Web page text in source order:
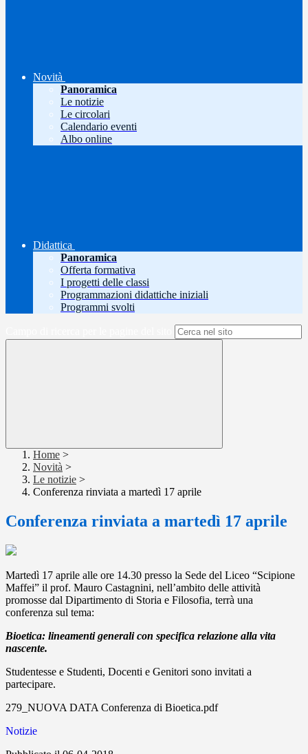
Novità
Panoramica
Le notizie
Le circolari
Calendario eventi
Albo online
Didattica
Panoramica
Offerta formativa
I progetti delle classi
Programmazioni didattiche iniziali
Programmi svolti
Home >
Novità >
Le notizie >
Conferenza rinviata a martedì 17 aprile
Conferenza rinviata a martedì 17 aprile
Martedì 17 aprile alle ore 14.30 presso la Sede del Liceo “Scipione
Maffei” il prof. Mauro Castagnini, nell’ambito delle attività
promosse dal Dipartimento di Storia e Filosofia, terrà una
conferenza sul tema:
Bioetica: lineamenti generali con specifica relazione alla vita
nascente.
Studentesse e Studenti, Docenti e Genitori sono invitati a
partecipare.
279_NUOVA DATA Conferenza di Bioetica.pdf
Notizie